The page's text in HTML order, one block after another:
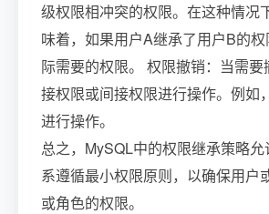
级权限相冲突的权限。在这种情况
味着，如果用户A继承了用户B的
际需要的权限。 权限撤销：当需
接权限或间接权限进行操作。例
进行操作。
总之，MySQL中的权限继承策略
系遵循最小权限原则，以确保用
或角色的权限。